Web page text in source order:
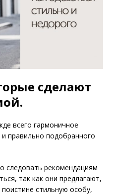
сделают
всего гармоничное
правильно подобранного
следовать рекомендациям
так как они предлагают,
стильную особу,